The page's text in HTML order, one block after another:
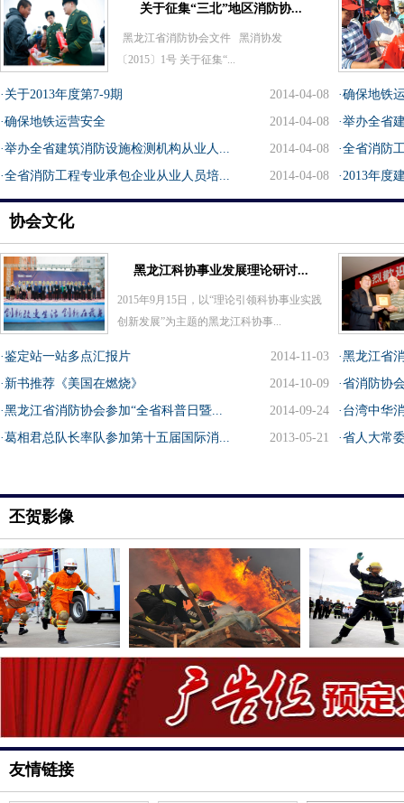
关于征集“三北”地区消防协...
黑龙江省消防协会文件 黑消协发
〔2015〕1号 关于征集“...
2014-04-08
·关于2013年度第7-9期
2014-04-08
·确保地铁运营安全
2014-04-08
·举办全省建筑消防设施检测机构从业人...
2014-04-08
·全省消防工程专业承包企业从业人员培...
·确保地铁
·举办全省
·全省消防
·2013年度
协会文化
黑龙江科协事业发展理论研讨...
2015年9月15日，以“理论引领科协事业实践
创新发展”为主题的黑龙江科协事...
2014-11-03
·鉴定站一站多点汇报片
2014-10-09
·新书推荐《美国在燃烧》
2014-09-24
·黑龙江省消防协会参加“全省科普日暨...
2013-05-21
·葛相君总队长率队参加第十五届国际消...
·黑龙江省
·省消防协
·台湾中华
·省人大常
丕贺影像
友情链接